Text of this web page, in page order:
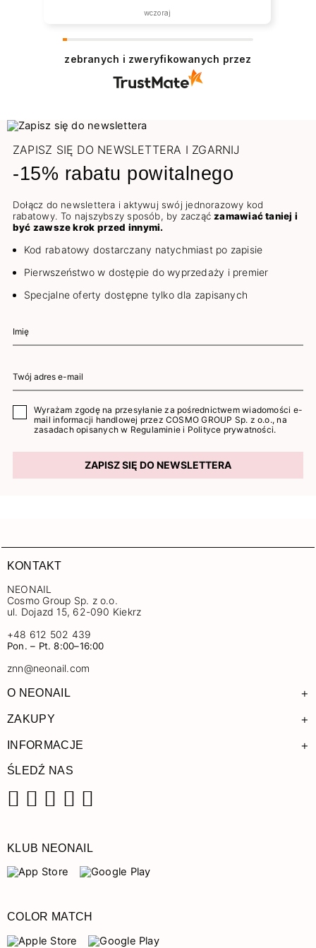
wczoraj
zebranych i zweryfikowanych przez
ZAPISZ SIĘ DO NEWSLETTERA I ZGARNIJ
-15% rabatu powitalnego
Dołącz do newslettera i aktywuj swój jednorazowy kod
rabatowy. To najszybszy sposób, by zacząćzamawiać taniej i
być zawsze krok przed innymi.
Kod rabatowy dostarczany natychmiast po zapisie
Pierwszeństwo w dostępie do wyprzedaży i premier
Specjalne oferty dostępne tylko dla zapisanych
Wyrażam zgodę na przesyłanie za pośrednictwem wiadomości e-
mail informacji handlowej przez COSMO GROUP Sp. z o.o., na
zasadach opisanych w Regulaminie i Polityce prywatności.
ZAPISZ SIĘ DO NEWSLETTERA
KONTAKT
NEONAIL
Cosmo Group Sp. z o.o.
ul. Dojazd 15, 62-090 Kiekrz
+48 612 502 439
Pon. – Pt. 8:00–16:00
znn@neonail.com
O NEONAIL +
ZAKUPY +
INFORMACJE +
ŚLEDŹ NAS
KLUB NEONAIL
COLOR MATCH